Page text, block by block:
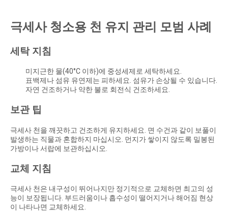
극세사 청소용 천 유지 관리 모범 사례
세탁 지침
미지근한 물(40°C 이하)에 중성세제로 세탁하세요.
표백제나 섬유 유연제는 피하세요. 섬유가 손상될 수 있습니다.
자연 건조하거나 약한 불로 회전식 건조하세요.
보관 팁
극세사 천을 깨끗하고 건조하게 유지하세요. 면 수건과 같이 보풀이
발생하는 직물과 혼합하지 마십시오. 먼지가 쌓이지 않도록 밀봉된
가방이나 서랍에 보관하십시오.
교체 지침
극세사 천은 내구성이 뛰어나지만 정기적으로 교체하면 최고의 성
능이 보장됩니다. 부드러움이나 흡수성이 떨어지거나 해어짐 현상
이 나타나면 교체하세요.